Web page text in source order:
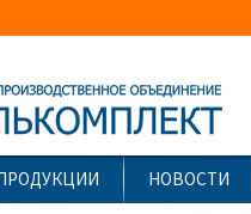
НОВОСТИ